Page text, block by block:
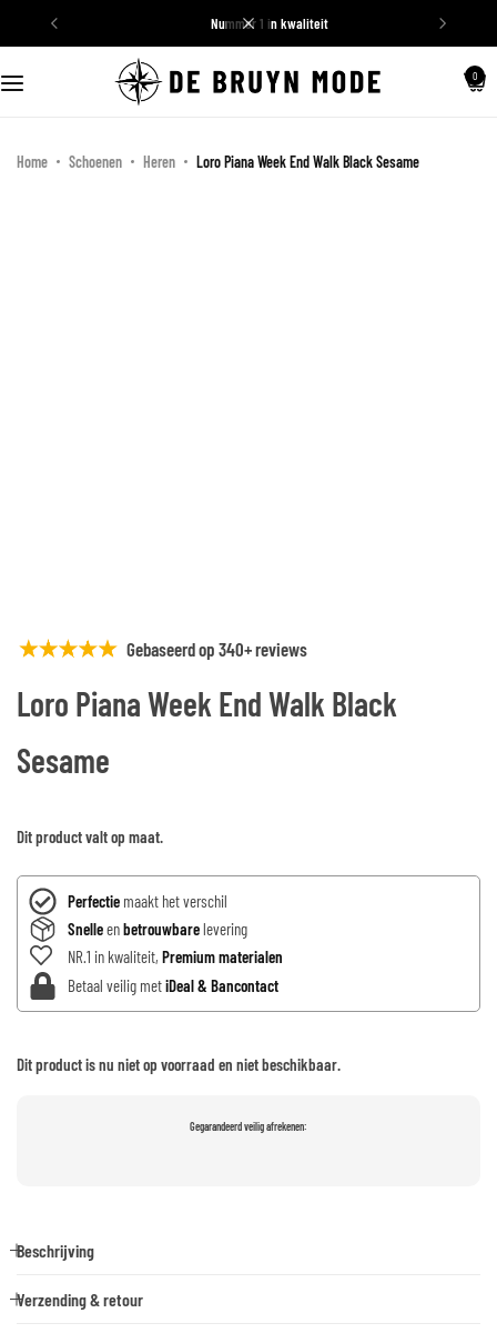
nummer 1 in kwaliteit
0
Home Schoenen Heren Loro Piana Week End Walk Black Sesame
Gebaseerd op 340+ reviews
Loro Piana Week End Walk Black
Sesame
Dit product valt op maat.
Perfectie maakt het verschil
Snelleenbetrouwbarelevering
NR.1 in kwaliteit, Premium materialen
Betaal veilig metiDeal & Bancontact
Dit product is nu niet op voorraad en niet beschikbaar.
Gegarandeerd veilig afrekenen:
Beschrijving
Verzending & retour
Schoenen